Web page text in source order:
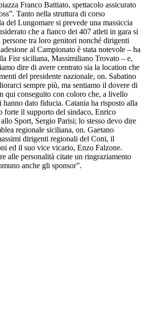
Franco Battiato, spettacolo assicurato
Tanto nella struttura di corso
del Lungomare si prevede una massiccia
che a fianco dei 407 atleti in gara si
tra loro genitori nonché dirigenti
al Campionato è stata notevole – ha
Fisr siciliana, Massimiliano Trovato – e,
dire di avere centrato sia la location che
del presidente nazionale, on. Sabatino
sempre più, ma sentiamo il dovere di
qui conseguito con coloro che, a livello
dato fiducia. Catania ha risposto alla
forte il supporto del sindaco, Enrico
allo Sport, Sergio Parisi; lo stesso devo dire
regionale siciliana, on. Gaetano
dirigenti regionali del Coni, il
ed il suo vice vicario, Enzo Falzone.
alle personalità citate un ringraziamento
anche gli sponsor”.